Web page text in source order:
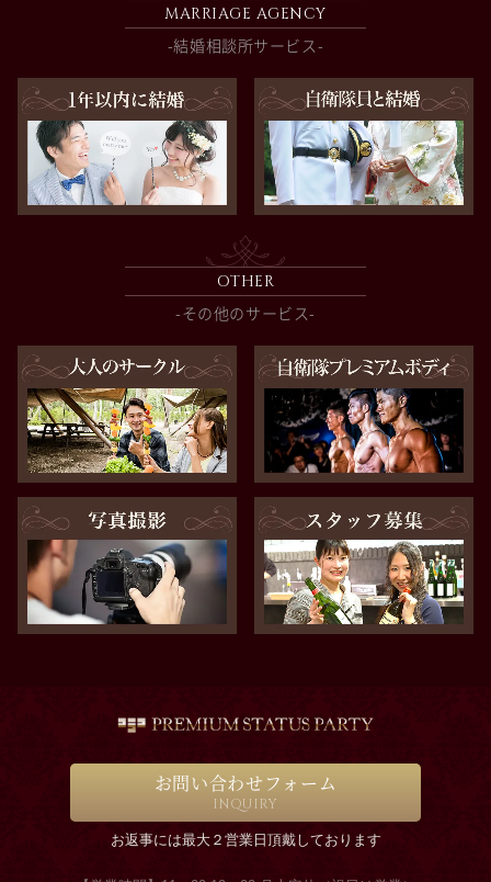
MARRIAGE AGENCY
-結婚相談所サービス-
OTHER
-その他のサービス-
お問い合わせフォーム
INQUIRY
お返事には最大２営業日頂戴しております